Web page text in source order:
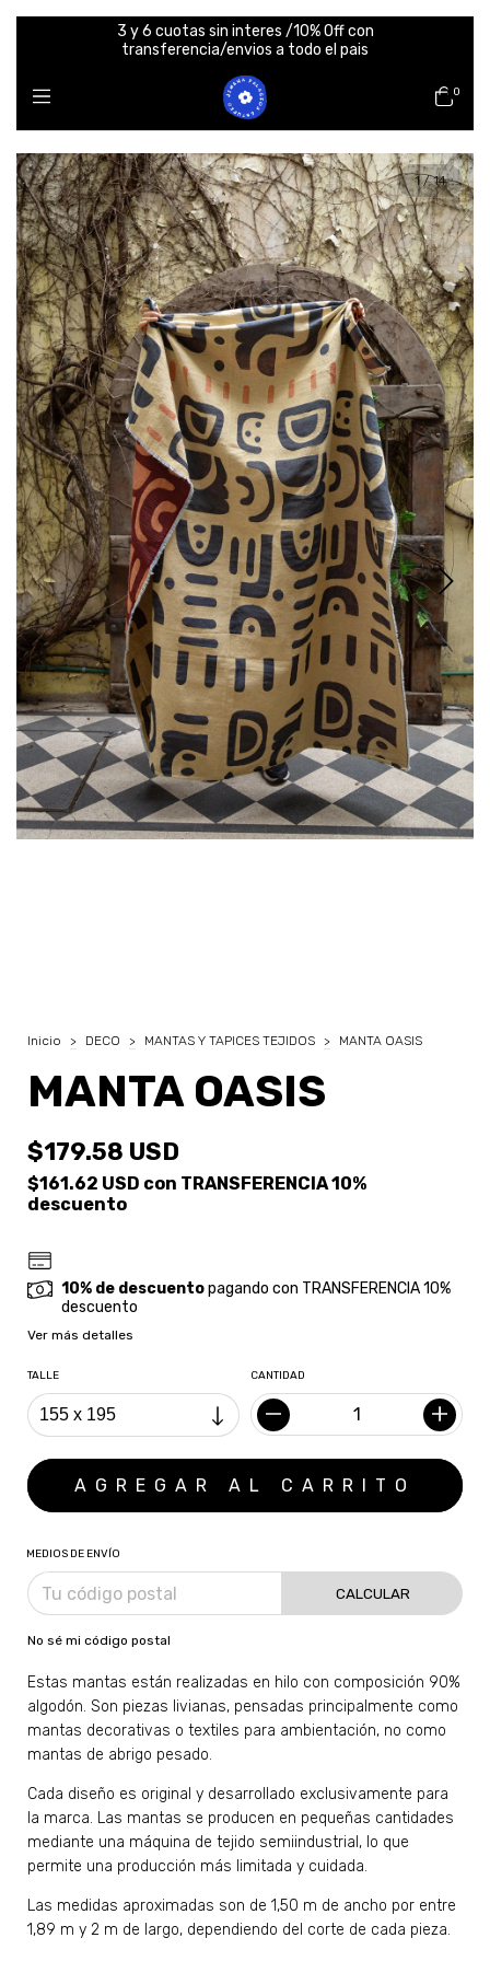
3 y 6 cuotas sin interes /10% Off con
transferencia/envios a todo el pais
0
1/14
Inicio > DECO > MANTAS Y TAPICES TEJIDOS > MANTA OASIS
MANTA OASIS
$179.58 USD
$161.62 USD con TRANSFERENCIA 10%
descuento
10% de descuentopagando con TRANSFERENCIA 10%
descuento
Ver más detalles
TALLE CANTIDAD
MEDIOS DE ENVÍO
CALCULAR
No sé mi código postal
Estas mantas están realizadas en hilo con composición 90%
algodón. Son piezas livianas, pensadas principalmente como
mantas decorativas o textiles para ambientación, no como
mantas de abrigo pesado.
Cada diseño es original y desarrollado exclusivamente para
la marca. Las mantas se producen en pequeñas cantidades
mediante una máquina de tejido semiindustrial, lo que
permite una producción más limitada y cuidada.
Las medidas aproximadas son de 1,50 m de ancho por entre
1,89 m y 2 m de largo, dependiendo del corte de cada pieza.